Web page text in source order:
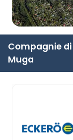
Compagnie
Muga